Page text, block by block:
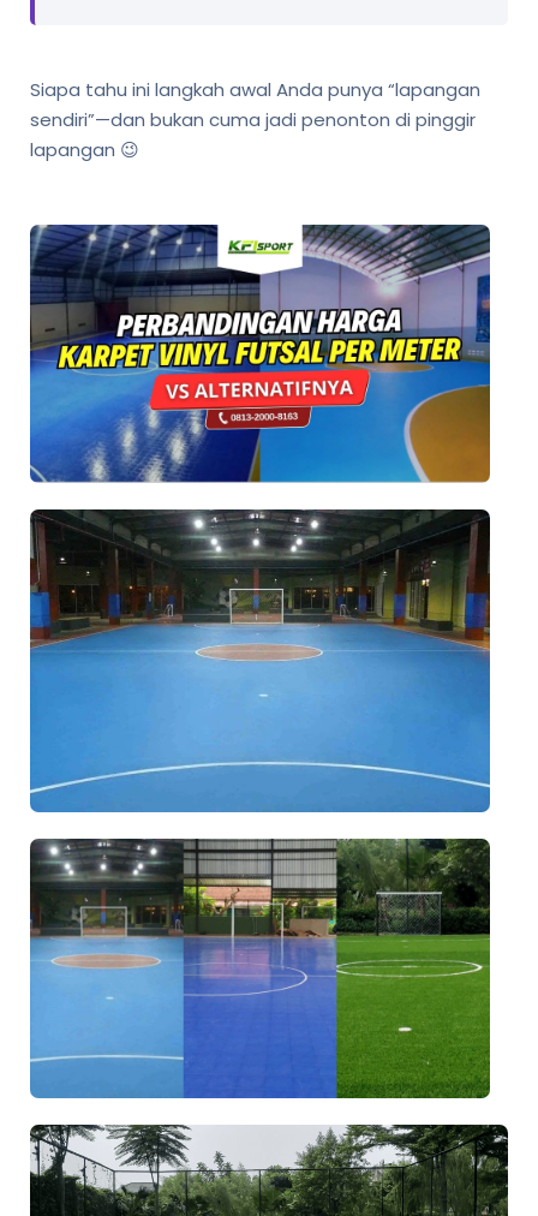
Siapa tahu ini langkah awal Anda punya “lapangan
sendiri”—dan bukan cuma jadi penonton di pinggir
lapangan 😉